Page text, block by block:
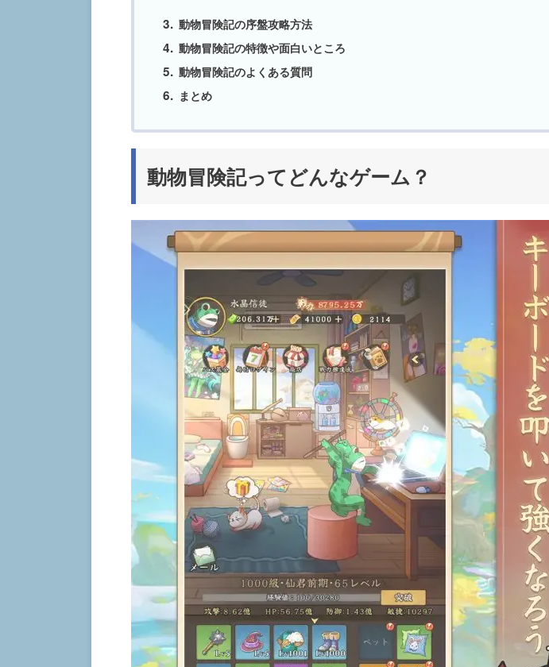
動物冒険記の序盤攻略方法
動物冒険記の特徴や面白いところ
動物冒険記のよくある質問
まとめ
動物冒険記ってどんなゲーム？